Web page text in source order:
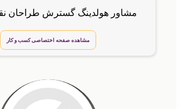
مشاور هولدینگ گسترش طراحان
مشاهده صفحه اختصاصی کسب و کار